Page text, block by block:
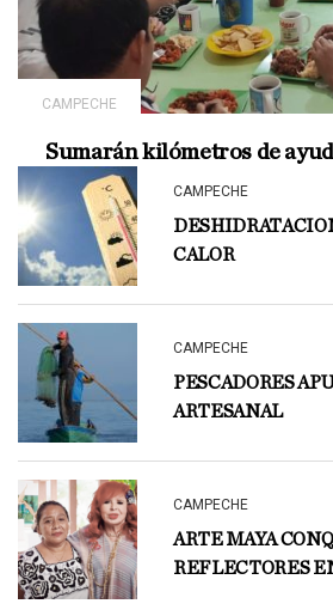
CAMPECHE
Sumarán kilómetros de
CAMPECHE
CALOR
CAMPECHE
PESCADORES
ARTESANAL
CAMPECHE
ARTE MAYA
REFLECTORES